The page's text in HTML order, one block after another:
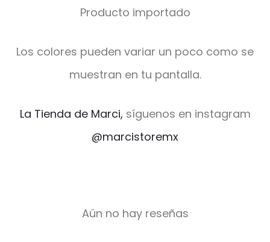
Producto importado
Los colores pueden variar un poco como se
muestran en tu pantalla.
La Tienda de Marci, síguenos en instagram
@marcistoremx
Aún no hay reseñas